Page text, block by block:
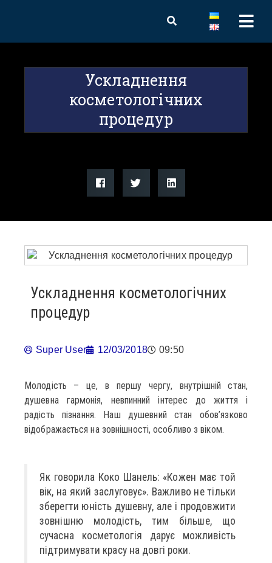
Ускладнення
косметологічних
процедур
Ускладнення косметологічних
процедур
Super User 12/03/2018 09:50
Молодість – це, в першу чергу, внутрішній стан,
душевна гармонія, невпинний інтерес до життя і
радість пізнання. Наш душевний стан обов’язково
відображається на зовнішності, особливо з віком.
Як говорила Коко Шанель: «Кожен має той
вік, на який заслуговує». Важливо не тільки
зберегти юність душевну, але і продовжити
зовнішню молодість, тим більше, що
сучасна косметологія дарує можливість
підтримувати красу на довгі роки.